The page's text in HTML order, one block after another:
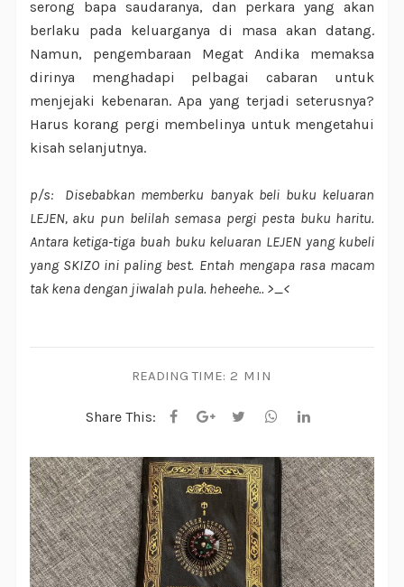
serong bapa saudaranya, dan perkara yang akan
berlaku pada keluarganya di masa akan datang.
Namun, pengembaraan Megat Andika memaksa
dirinya menghadapi pelbagai cabaran untuk
menjejaki kebenaran. Apa yang terjadi seterusnya?
Harus korang pergi membelinya untuk mengetahui
kisah selanjutnya.
p/s: Disebabkan memberku banyak beli buku keluaran
LEJEN, aku pun belilah semasa pergi pesta buku haritu.
Antara ketiga-tiga buah buku keluaran LEJEN yang kubeli
yang SKIZO ini paling best. Entah mengapa rasa macam
tak kena dengan jiwalah pula. heheehe.. >_<
READING TIME: 2 MIN
Share This: